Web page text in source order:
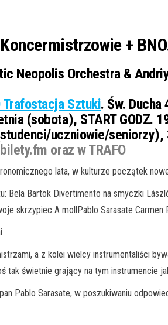
+
Neopolis Orchestra &
Trafostacja Sztuki. Św.
(sobota), START GODZ.
uczniowie/seniorzy),
oraz w TRAFO
lata, w kulturze początek
Bela Bartok Divertimento na smyczki
skrzypiec A mollPablo Sarasate Carmen
a z kolei wielcy instrumentaliści
świetnie grający na tym instrumencie
Pablo Sarasate, w poszukiwaniu